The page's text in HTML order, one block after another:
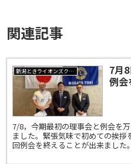
関連記事
新潟ときライオンズクラブ
7月
例会
7/8，今期最初の理事会と例会を
ました。緊張気味で初めての挨
回例会を終えることが出来ました。